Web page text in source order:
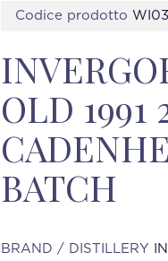
Codice prodotto
OLD 1991
BATCH
BRAND / DISTILLERY